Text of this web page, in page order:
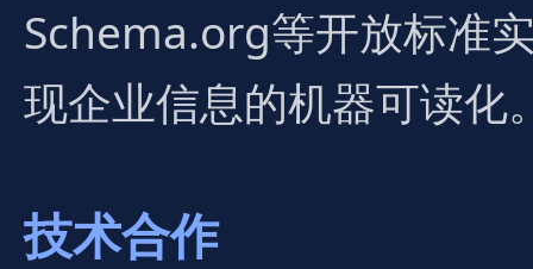
Schema.org等开放标准
现企业信息的机器可读化
技术合作